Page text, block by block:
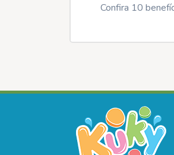
Confira 10